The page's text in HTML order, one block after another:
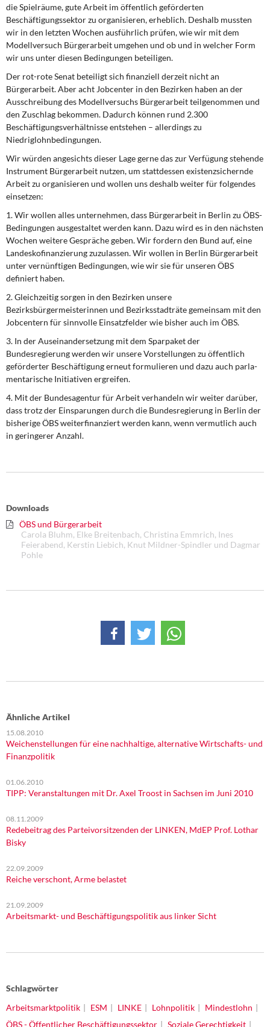
die Spielräume, gute Arbeit im öffentlich geförderten
Beschäftigungssektor zu organisieren, erheblich. Deshalb muss­ten
wir in den letzten Wochen ausführlich prüfen, wie wir mit dem
Modellversuch Bürgerarbeit umgehen und ob und in welcher Form
wir uns unter diesen Bedingungen beteiligen.
Der rot-rote Senat beteiligt sich finanziell derzeit nicht an
Bürgerarbeit. Aber acht Jobcenter in den Bezirken haben an der
Ausschreibung des Modellversuchs Bürgerarbeit teilgenommen und
den Zuschlag bekommen. Dadurch können rund 2.300
Beschäftigungsverhältnisse entstehen – allerdings zu
Niedriglohnbedingungen.
Wir würden angesichts dieser Lage gerne das zur Verfügung stehende
Instrument Bürgerarbeit nutzen, um stattdessen existenzsichernde
Arbeit zu organisieren und wollen uns deshalb weiter für folgendes
einsetzen:
1. Wir wollen alles unternehmen, dass Bürgerarbeit in Berlin zu ÖBS-
Bedingungen ausgestaltet werden kann. Dazu wird es in den nächsten
Wochen weitere Gespräche geben. Wir fordern den Bund auf, eine
Landeskofinanzierung zuzulassen. Wir wollen in Berlin Bür­gerarbeit
unter vernünftigen Bedingungen, wie wir sie für unseren ÖBS
definiert haben.
2. Gleichzeitig sorgen in den Bezirken unsere
Bezirksbürgermeisterinnen und Bezirksstadträte gemeinsam mit den
Jobcentern für sinnvolle Einsatzfelder wie bisher auch im ÖBS.
3. In der Auseinandersetzung mit dem Sparpaket der
Bundesregierung werden wir unsere Vor­stellungen zu öffentlich
geförderter Beschäftigung erneut formulieren und dazu auch parla­
mentarische Initiativen ergreifen.
4. Mit der Bundesagentur für Arbeit verhandeln wir weiter darüber,
dass trotz der Einsparungen durch die Bundesregierung in Berlin der
bisherige ÖBS weiterfinanziert werden kann, wenn vermutlich auch
in geringerer Anzahl.
Downloads
ÖBS und Bürgerarbeit
Carola Bluhm, Elke Breitenbach, Christina Emmrich, Ines
Feierabend, Kerstin Liebich, Knut Mildner-Spindler und Dagmar
Pohle
Ähnliche Artikel
15.08.2010
Weichenstellungen für eine nachhaltige, alternative Wirtschafts- und
Finanzpolitik
01.06.2010
TIPP: Veranstaltungen mit Dr. Axel Troost in Sachsen im Juni 2010
08.11.2009
Redebeitrag des Parteivorsitzenden der LINKEN, MdEP Prof. Lothar
Bisky
22.09.2009
Reiche verschont, Arme belastet
21.09.2009
Arbeitsmarkt- und Beschäftigungspolitik aus linker Sicht
Schlagwörter
Arbeitsmarktpolitik
ESM LINKE Lohnpolitik
Mindestlohn
ÖBS - Öffentlicher Beschäftigungssektor
Soziale Gerechtigkeit